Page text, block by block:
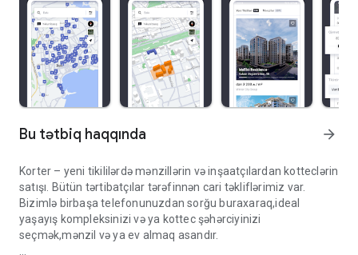
Bu tətbiq haqqında arrow_forward
Korter – yeni tikililərdə mənzillərin və inşaatçılardan kotteclərin
satışı. Bütün tərtibatçılar tərəfinnən cari təkliflərimiz var.
Bizimlə birbaşa telefonunuzdan sorğu buraxaraq,ideal
yaşayış kompleksinizi və ya kottec şəhərciyinizi
seçmək,mənzil və ya ev almaq asandır.